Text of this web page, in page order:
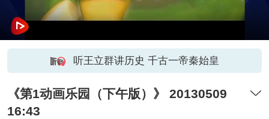
听王立群讲历史 千古一帝秦始皇
《第1动画乐园（下午版）》 20130509
16:43